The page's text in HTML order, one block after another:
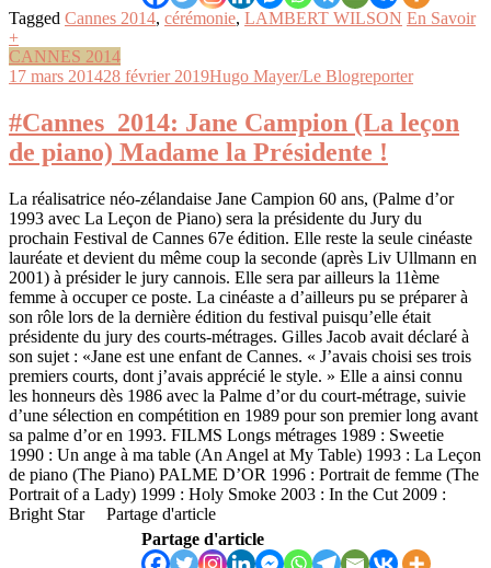
Tagged Cannes 2014, cérémonie, LAMBERT WILSON En Savoir
+
CANNES 2014
17 mars 201428 février 2019Hugo Mayer/Le Blogreporter
#Cannes_2014: Jane Campion (La leçon
de piano) Madame la Présidente !
La réalisatrice néo-zélandaise Jane Campion 60 ans, (Palme d’or
1993 avec La Leçon de Piano) sera la présidente du Jury du
prochain Festival de Cannes 67e édition. Elle reste la seule cinéaste
lauréate et devient du même coup la seconde (après Liv Ullmann en
2001) à présider le jury cannois. Elle sera par ailleurs la 11ème
femme à occuper ce poste. La cinéaste a d’ailleurs pu se préparer à
son rôle lors de la dernière édition du festival puisqu’elle était
présidente du jury des courts-métrages. Gilles Jacob avait déclaré à
son sujet : «Jane est une enfant de Cannes. « J’avais choisi ses trois
premiers courts, dont j’avais apprécié le style. » Elle a ainsi connu
les honneurs dès 1986 avec la Palme d’or du court-métrage, suivie
d’une sélection en compétition en 1989 pour son premier long avant
sa palme d’or en 1993. FILMS Longs métrages 1989 : Sweetie
1990 : Un ange à ma table (An Angel at My Table) 1993 : La Leçon
de piano (The Piano) PALME D’OR 1996 : Portrait de femme (The
Portrait of a Lady) 1999 : Holy Smoke 2003 : In the Cut 2009 :
Bright Star Partage d'article
Partage d'article